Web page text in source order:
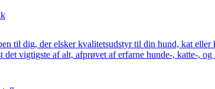
til dig, der elsker kvalitetsudstyr til din hund, kat
vigtigste af alt, afprøvet af erfarne hunde-, katte-, og